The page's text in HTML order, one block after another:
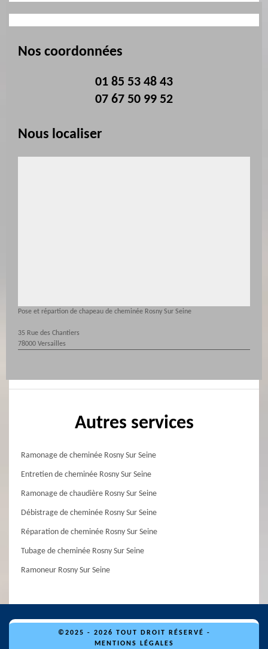
Nos coordonnées
01 85 53 48 43
07 67 50 99 52
Nous localiser
Pose et répartion de chapeau de cheminée Rosny Sur Seine
35 Rue des Chantiers
78000 Versailles
Autres services
Ramonage de cheminée Rosny Sur Seine
Entretien de cheminée Rosny Sur Seine
Ramonage de chaudière Rosny Sur Seine
Débistrage de cheminée Rosny Sur Seine
Réparation de cheminée Rosny Sur Seine
Tubage de cheminée Rosny Sur Seine
Ramoneur Rosny Sur Seine
©2025 - 2026 TOUT DROIT RÉSERVÉ -
MENTIONS LÉGALES